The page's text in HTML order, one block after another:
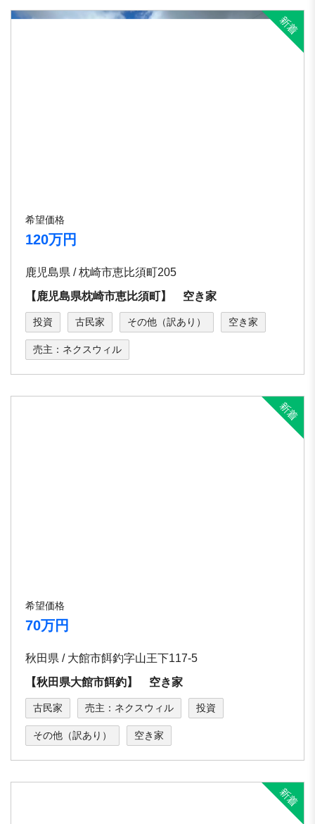
希望価格
120万円
鹿児島県 / 枕崎市恵比須町205
【鹿児島県枕崎市恵比須町】 空き家
投資 古民家 その他（訳あり） 空き家
売主：ネクスウィル
希望価格
70万円
秋田県 / 大館市餌釣字山王下117-5
【秋田県大館市餌釣】 空き家
古民家 売主：ネクスウィル 投資
その他（訳あり） 空き家